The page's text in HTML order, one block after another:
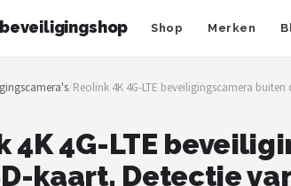
Shop Merken
/Reolink 4K 4G-LTE beveiligingscamera
4K 4G-LTE
kaart, Detectie